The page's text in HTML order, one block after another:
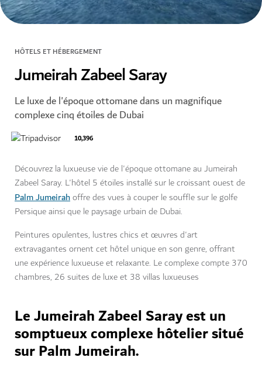
HÔTELS ET HÉBERGEMENT
Jumeirah Zabeel Saray
Le luxe de l'époque ottomane dans un magnifique
complexe cinq étoiles de Dubai
10,396
Découvrez la luxueuse vie de l'époque ottomane au Jumeirah
Zabeel Saray. L'hôtel 5 étoiles installé sur le croissant ouest de
Palm Jumeirahoffre des vues à couper le souffle sur le golfe
Persique ainsi que le paysage urbain de Dubai.
Peintures opulentes, lustres chics et œuvres d'art
extravagantes ornent cet hôtel unique en son genre, offrant
une expérience luxueuse et relaxante. Le complexe compte 370
chambres, 26 suites de luxe et 38 villas luxueuses
Le Jumeirah Zabeel Saray est un
somptueux complexe hôtelier situé
sur Palm Jumeirah.